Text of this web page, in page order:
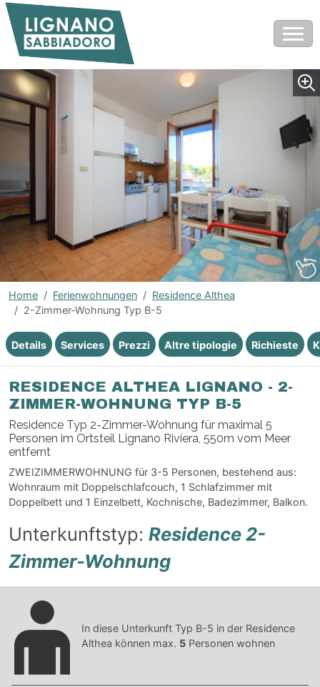
Home Ferienwohnungen
Residence Althea
2-Zimmer-Wohnung Typ B-5
RESIDENCE ALTHEA LIGNANO - 2-
ZIMMER-WOHNUNG TYP B-5
Residence Typ 2-Zimmer-Wohnung für maximal 5
Personen im Ortsteil Lignano Riviera, 550m vom Meer
entfernt
ZWEIZIMMERWOHNUNG für 3-5 Personen, bestehend aus:
Wohnraum mit Doppelschlafcouch, 1 Schlafzimmer mit
Doppelbett und 1 Einzelbett, Kochnische, Badezimmer, Balkon.
Details Services Prezzi Altre tipologie Richieste
Unterkunftstyp: Residence 2-
Zimmer-Wohnung
In diese Unterkunft Typ B-5 in der Residence
Althea können max. 5 Personen wohnen